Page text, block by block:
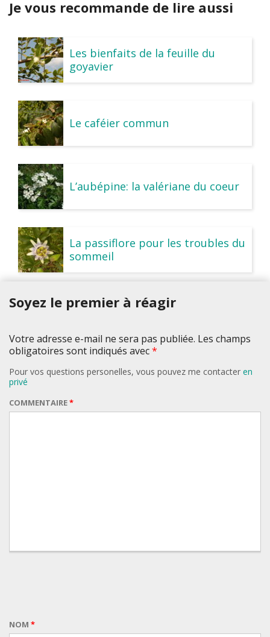
Je vous recommande de lire aussi
Les bienfaits de la feuille du
goyavier
Le caféier commun
L’aubépine: la valériane du coeur
La passiflore pour les troubles du
sommeil
Soyez le premier à réagir
Votre adresse e-mail ne sera pas publiée. Les champs
obligatoires sont indiqués avec*
Pour vos questions personelles, vous pouvez me contacter en
privé
COMMENTAIRE*
NOM *